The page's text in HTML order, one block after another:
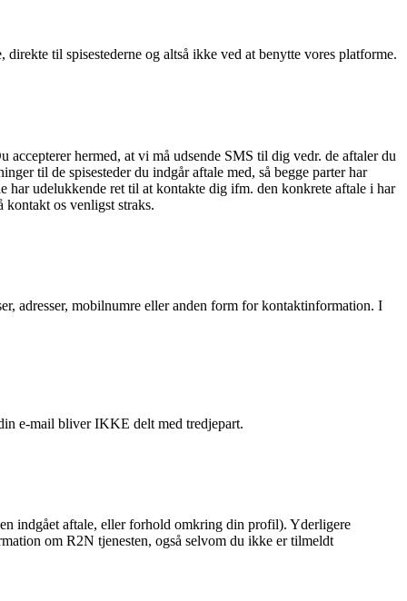
til spisestederne og altså ikke ved at benytte vores platforme.
hermed, at vi må udsende SMS til dig vedr. de aftaler du
til de spisesteder du indgår aftale med, så begge parter har
udelukkende ret til at kontakte dig ifm. den konkrete aftale i har
kontakt os venligst straks.
adresser, mobilnumre eller anden form for kontaktinformation. I
e-mail bliver IKKE delt med tredjepart.
indgået aftale, eller forhold omkring din profil). Yderligere
om R2N tjenesten, også selvom du ikke er tilmeldt